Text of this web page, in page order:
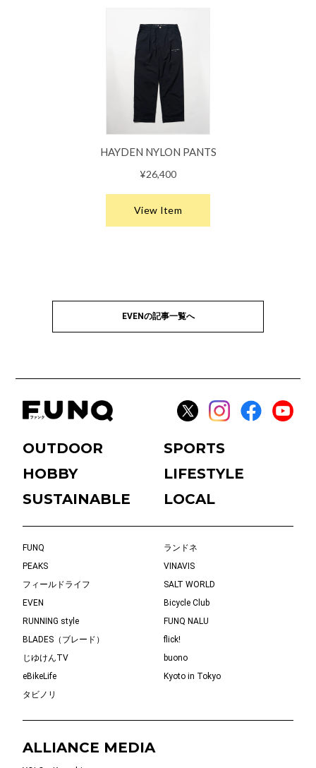
EVENの記事一覧へ
OUTDOOR
SPORTS
HOBBY
LIFESTYLE
SUSTAINABLE
LOCAL
FUNQ
ランドネ
PEAKS
VINAVIS
フィールドライフ
SALT WORLD
EVEN
Bicycle Club
RUNNING style
FUNQ NALU
BLADES（ブレード）
flick!
じゆけんTV
buono
eBikeLife
Kyoto in Tokyo
タビノリ
ALLIANCE MEDIA